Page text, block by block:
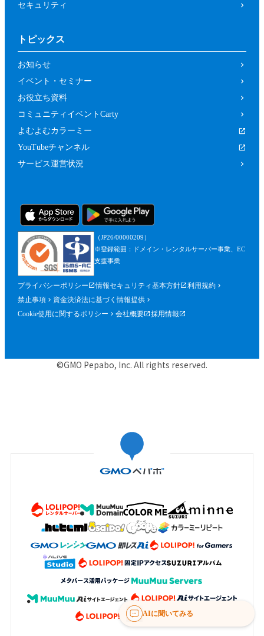
セキュリティ
トピックス
お知らせ
イベント・セミナー
お役立ち資料
コミュニティイベントCarty
よむよむカラーミー
YouTubeチャンネル
サービス運営状況
（JP26/00000209）
※登録範囲：ドメイン・レンタルサーバー事業、EC
支援事業
プライバシーポリシー 情報セキュリティ基本方針
利用規約
禁止事項
資金決済法に基づく情報提供
Cookie使用に関するポリシー
会社概要 採用情報
©GMO Pepabo, Inc. All rights reserved.
AIに聞いてみる